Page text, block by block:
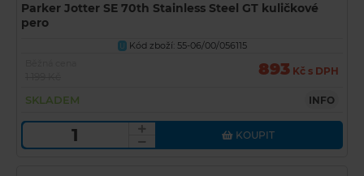
Parker Jotter SE 70th Stainless Steel GT kuličkové
pero
U Kód zboží: 55-06/00/056115
893 Kč s DPH
SKLADEM INFO
KOUPIT